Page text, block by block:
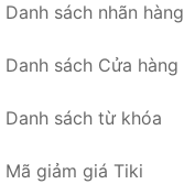
Danh sách nhãn hàng
Danh sách Cửa hàng
Danh sách từ khóa
Mã giảm giá Tiki